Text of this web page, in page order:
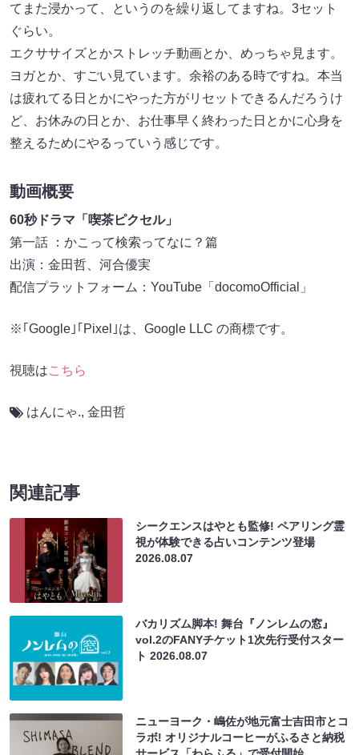
てまた浸かって、というのを繰り返してますね。3セット
ぐらい。
エクササイズとかストレッチ動画とか、めっちゃ見ます。
ヨガとか、すごい見ています。余裕のある時ですね。本当
は疲れてる日とかにやった方がリセットできるんだろうけ
ど、お休みの日とか、お仕事早く終わった日とかに心身を
整えるためにやるっていう感じです。
動画概要
60秒ドラマ「喫茶ピクセル」
第一話 ：かこって検索ってなに？篇
出演：金田哲、河合優実
配信プラットフォーム：YouTube「docomoOfficial」
※｢Google｣｢Pixel｣は、Google LLC の商標です。
視聴はこちら
はんにゃ., 金田哲
関連記事
シークエンスはやとも監修! ペアリング霊
視が体験できる占いコンテンツ登場
2026.08.07
バカリズム脚本! 舞台『ノンレムの窓』
vol.2のFANYチケット1次先行受付スター
ト2026.08.07
ニューヨーク・嶋佐が地元富士吉田市とコ
ラボ! オリジナルコーヒーがふるさと納税